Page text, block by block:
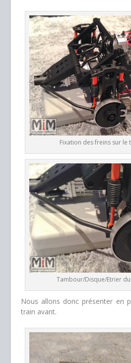
Fixation des freins sur le
Tambour/Disque/Etrier
Nous allons donc présenter en
train avant.